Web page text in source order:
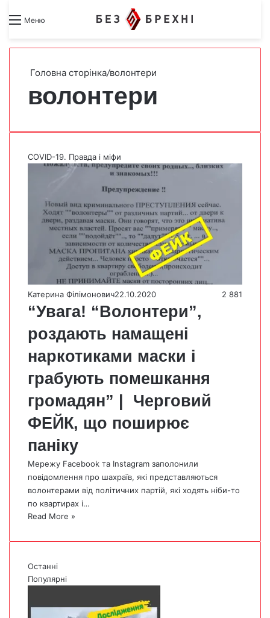
Меню Search forSwitch skin
Головна сторінка/волонтери
волонтери
COVID-19. Правда і міфи
Катерина Філімонович22.10.2020 2 881
“Увага! “Волонтери”,
роздають намащені
наркотиками маски і
грабують помешкання
громадян” | Черговий
ФЕЙК, що поширює
паніку
Мережу Facebook та Instagram заполонили
повідомлення про шахраїв, які представляються
волонтерами від політичних партій, які ходять ніби-то
по квартирах і…
Read More »
Останні
Популярні